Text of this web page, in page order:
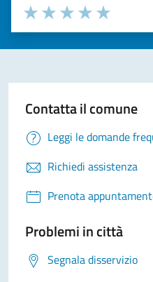
Valuta la chiarezza delle
Seleziona il numero di
Valuta 5
Valuta 4 stelle
Valuta 3 stelle su 5
Valuta 2 stelle su 5
Valuta 1 stelle su 5
Contatta il comune
Leggi le domande
Richiedi assistenza
Prenota
Problemi in città
Segnala disservizio